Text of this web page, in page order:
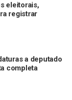
eleitorais,
registrar
a deputado
completa